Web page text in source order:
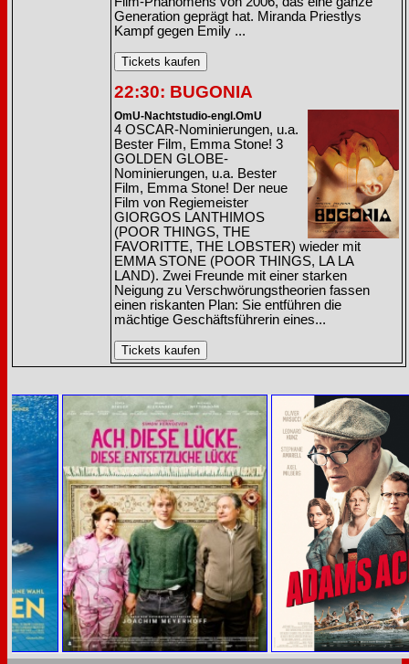
Generation geprägt hat. Miranda Priestlys
Kampf gegen Emily ...
22:30: BUGONIA
OmU-Nachtstudio-engl.OmU
4 OSCAR-Nominierungen, u.a.
Bester Film, Emma Stone! 3
GOLDEN GLOBE-
Nominierungen, u.a. Bester
Film, Emma Stone! Der neue
Film von Regiemeister
GIORGOS LANTHIMOS
(POOR THINGS, THE
FAVORITTE, THE LOBSTER) wieder mit
EMMA STONE (POOR THINGS, LA LA
LAND). Zwei Freunde mit einer starken
Neigung zu Verschwörungstheorien fassen
einen riskanten Plan: Sie entführen die
mächtige Geschäftsführerin eines...